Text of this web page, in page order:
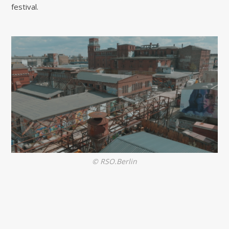
festival.
© RSO.Berlin